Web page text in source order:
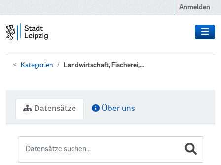
Anmelden
Kategorien Landwirtschaft, Fischerei,...
Datensätze Über uns